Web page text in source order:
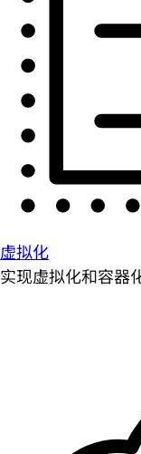
虚拟化
实现虚拟化和容器